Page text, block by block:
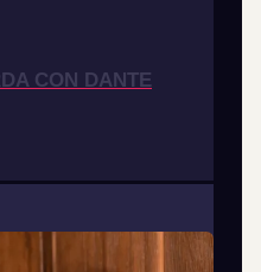
CON DANTE